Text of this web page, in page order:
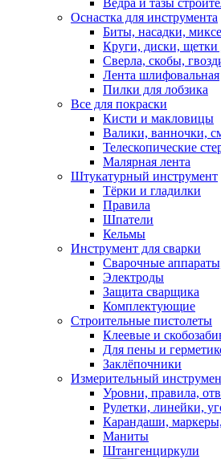
Ведра и тазы
Оснастка для инструмента
Биты, насадки,
Круги, диски,
Сверла, скобы,
Лента шлифовальная
Пилки для лобзика
Все для покраски
Кисти и макловицы
Валики, ванночки,
Телескопические
Малярная лента
Штукатурный инструмент
Тёрки и гладилки
Правила
Шпатели
Кельмы
Инструмент для сварки
Сварочные
Электроды
Защита сварщика
Комплектующие
Строительные пистолеты
Клеевые и
Для пены и
Заклёпочники
Измерительный
Уровни, правила,
Рулетки, линейки,
Карандаши,
Маниты
Штангенциркули